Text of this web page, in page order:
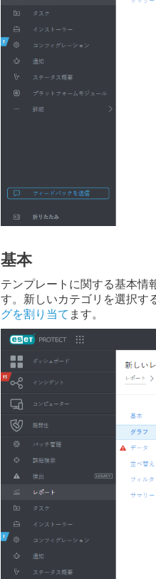
基本
テンプレートに関する基本情
す。新しいカテゴリを選択す
グを割り当て ます。